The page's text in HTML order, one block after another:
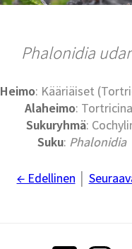
Phalonidia
Heimo: Kääriäiset
Alaheimo:
Sukuryhmä:
Suku: Phalonidia
← Edellinen